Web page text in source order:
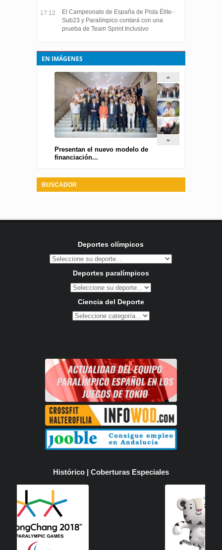
17:12
El Campeonato de España de Pista Élite-
Sub23 y Paralímpico contará con una
prueba de Team Sprint Inclusivo
EN IMÁGENES
Presentan el nuevo modelo de
financiación...
BUSCADOR
Deportes olímpicos
Deportes paralímpicos
Ciencia del Deporte
Histórico | Coberturas Especiales